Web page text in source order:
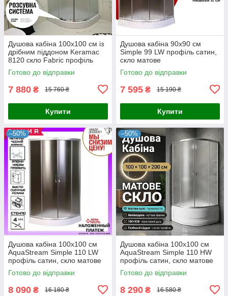
Душова кабіна 100x100 см із
дрібним піддоном Keramac
8120 скло Fabric профіль
сатин
Готово до відправки
7 880 ₴ 15 760 ₴
Купити
Душова кабіна 90x90 см
Simple 99 LW профіль сатин,
скло матове
Готово до відправки
7 595 ₴ 15 190 ₴
Купити
–50%
Душова кабіна 100x100 см
AquaStream Simple 110 LW
профіль сатин, скло матове
Готово до відправки
8 090 ₴ 16 180 ₴
–50%
Душова кабіна 100x100 см
AquaStream Simple 110 HW
профіль сатин, скло матове
Готово до відправки
8 290 ₴ 16 580 ₴